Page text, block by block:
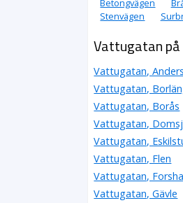
Stenvägen
Vattugatan
Vattugatan,
Vattugatan,
Vattugatan, Borås
Vattugatan,
Vattugatan,
Vattugatan, Flen
Vattugatan,
Vattugatan, Gävle